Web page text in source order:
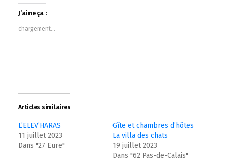
Twitter(ouvre
dans
une
nouvelle
fenêtre)
J’aime ça :
chargement…
Articles similaires
L’ELEV’HARAS
11 juillet 2023
Dans "27 Eure"
Gîte et chambres d’hôtes
La villa des chats
19 juillet 2023
Dans "62 Pas-de-Calais"